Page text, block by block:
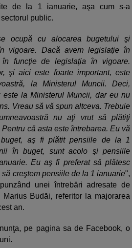
de la 1 ianuarie, aşa cum s-a
public.
ocupă cu alocarea bugetului şi
vigoare. Dacă avem legislaţie în
în funcţie de legislaţia în vigoare.
şi aici este foarte important, este
la Ministerul Muncii. Deci,
la Ministerul Muncii, dar eu nu
Vreau să vă spun altceva. Trebuie
nu aţi vrut să plătiţi
că asta este întrebarea. Eu vă
aş fi plătit pensiile de la 1
în buget, sunt acolo şi pensiile
Eu aş fi preferat să plătesc
creştem pensiile de la 1 ianuarie",
unei întrebări adresate de
Budăi, referitor la majorarea
an.
pe pagina sa de Facebook, o